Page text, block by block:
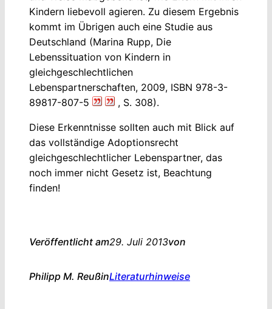
Kindern liebevoll agieren. Zu diesem Ergebnis
kommt im Übrigen auch eine Studie aus
Deutschland (Marina Rupp, Die
Lebenssituation von Kindern in
gleichgeschlechtlichen
Lebenspartnerschaften, 2009, ISBN 978-3-
89817-807-5
, S. 308).
Diese Erkenntnisse sollten auch mit Blick auf
das vollständige Adoptionsrecht
gleichgeschlechtlicher Lebenspartner, das
noch immer nicht Gesetz ist, Beachtung
finden!
Veröffentlicht am29. Juli 2013von
Philipp M. ReußinLiteraturhinweise